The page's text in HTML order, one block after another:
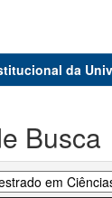
da
Busca